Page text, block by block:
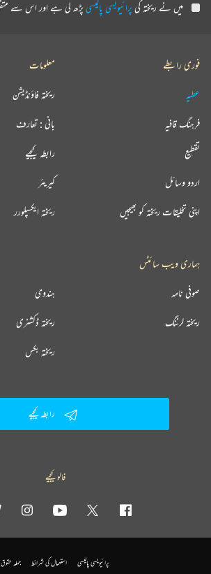
میں نے ریختہ کیپرائیویسی پالیسیپڑھ لی ہے اور اس سے
فوری رابطے
عطیہ
فرہنگ قافیہ
تقطیع
اردو وسائل
اپنی تخلیقات ریختہ کو بھیجیں
معلومات
ریختہ فاؤنڈیشن
بانی : تعارف
رابطہ کیجیے
کیریئر
ریختہ ایکسپلورر
ہماری ویب سائٹس
ہندوی صوفی نامہ
ریختہ ڈکشنری ریختہ لرننگ
ریختہ بکس
رابطہ کیجیے
فالو کیجیے
پرائیویسی پالیسی استعمال کی شرائط جملہ حقوق